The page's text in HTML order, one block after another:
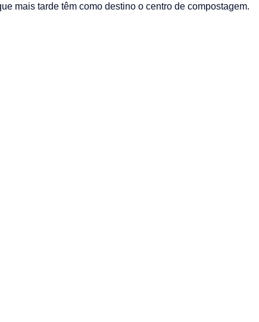
mais tarde têm como destino o centro de compostagem.